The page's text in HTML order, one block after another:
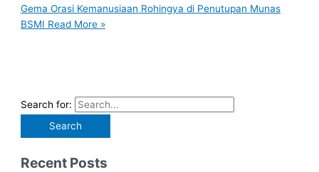
Gema Orasi Kemanusiaan Rohingya di Penutupan Munas
BSMI Read More »
Search for:
Recent Posts